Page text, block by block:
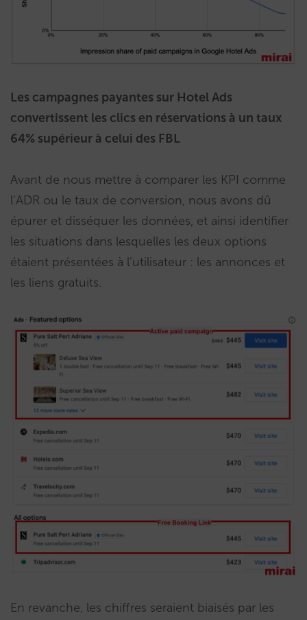
Les campagnes payantes sur Hotel Ads
convertissent les clics en réservations à un taux
64% supérieur à celui des FBL
Avant de nous mettre à comparer les KPI comme
l’ADR ou le taux de conversion, nous avons dû
épurer et disséquer les données, et ainsi identifier
les situations dans lesquelles les deux options
étaient présentées à l’utilisateur : les annonces et
les liens gratuits.
En revanche, les chiffres seraient biaisés par les